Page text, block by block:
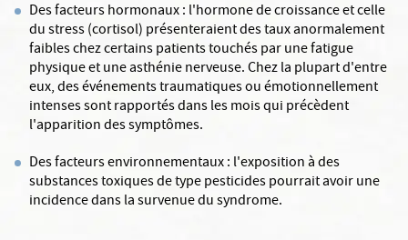
Des facteurs hormonaux : l'hormone de croissance et celle
du stress (cortisol) présenteraient des taux anormalement
faibles chez certains patients touchés par une fatigue
physique et une asthénie nerveuse. Chez la plupart d'entre
eux, des événements traumatiques ou émotionnellement
intenses sont rapportés dans les mois qui précèdent
l'apparition des symptômes.
Des facteurs environnementaux : l'exposition à des
substances toxiques de type pesticides pourrait avoir une
incidence dans la survenue du syndrome.